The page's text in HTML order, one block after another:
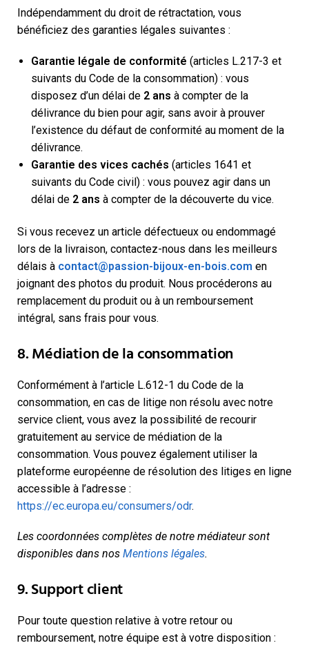
Indépendamment du droit de rétractation, vous
bénéficiez des garanties légales suivantes :
Garantie légale de conformité (articles L.217-3 et
suivants du Code de la consommation) : vous
disposez d’un délai de 2 ans à compter de la
délivrance du bien pour agir, sans avoir à prouver
l’existence du défaut de conformité au moment de la
délivrance.
Garantie des vices cachés (articles 1641 et
suivants du Code civil) : vous pouvez agir dans un
délai de 2 ans à compter de la découverte du vice.
Si vous recevez un article défectueux ou endommagé
lors de la livraison, contactez-nous dans les meilleurs
délais à contact@passion-bijoux-en-bois.com en
joignant des photos du produit. Nous procéderons au
remplacement du produit ou à un remboursement
intégral, sans frais pour vous.
8. Médiation de la consommation
Conformément à l’article L.612-1 du Code de la
consommation, en cas de litige non résolu avec notre
service client, vous avez la possibilité de recourir
gratuitement au service de médiation de la
consommation. Vous pouvez également utiliser la
plateforme européenne de résolution des litiges en ligne
accessible à l’adresse :
https://ec.europa.eu/consumers/odr.
Les coordonnées complètes de notre médiateur sont
disponibles dans nos Mentions légales.
9. Support client
Pour toute question relative à votre retour ou
remboursement, notre équipe est à votre disposition :